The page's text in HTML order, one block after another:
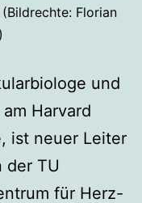
Florian
und
Harvard
ist neuer Leiter
der TU
für Herz-